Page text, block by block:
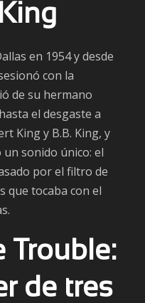
en 1954 y desde
con la
de su hermano
el desgaste a
King y B.B. King, y
sonido único: el
por el filtro de
que tocaba con el
Trouble:
de tres